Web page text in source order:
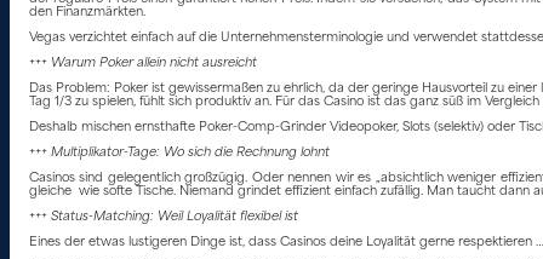
den Finanzmärkten.
Vegas verzichtet einfach auf die Unternehmensterminologie und verwendet stattdessen
+++ Warum Poker allein nicht ausreicht
Das Problem: Poker ist gewissermaßen zu ehrlich, da der geringe Hausvorteil zu
Tag 1/3 zu spielen, fühlt sich produktiv an. Für das Casino ist das ganz süß im
Deshalb mischen ernsthafte Poker-Comp-Grinder Videopoker, Slots (selektiv) oder
+++ Multiplikator-Tage: Wo sich die Rechnung lohnt
Casinos sind gelegentlich großzügig. Oder nennen wir es „absichtlich weniger
gleiche wie softe Tische. Niemand grindet effizient einfach zufällig. Man taucht dann
+++ Status-Matching: Weil Loyalität flexibel ist
Eines der etwas lustigeren Dinge ist, dass Casinos deine Loyalität gerne